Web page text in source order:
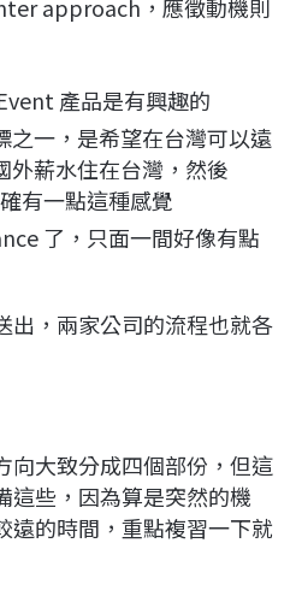
approach，應徵動機則
產品是有興趣的
之一，是希望在台灣可以遠
外薪水住在台灣，然後
有一點這種感覺
了，只面一間好像有點
出，兩家公司的流程也就各
向大致分成四個部份，但這
這些，因為算是突然的機
遠的時間，重點複習一下就